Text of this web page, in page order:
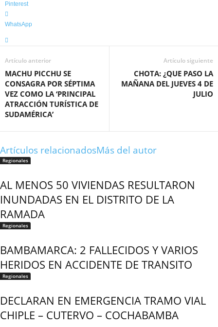
Pinterest
WhatsApp
Artículo anterior
MACHU PICCHU SE
CONSAGRA POR SÉPTIMA
VEZ COMO LA ‘PRINCIPAL
ATRACCIÓN TURÍSTICA DE
SUDAMÉRICA’
Artículo siguiente
CHOTA: ¿QUE PASO LA
MAÑANA DEL JUEVES 4 DE
JULIO
Artículos relacionadosMás del autor
Regionales
AL MENOS 50 VIVIENDAS RESULTARON
INUNDADAS EN EL DISTRITO DE LA
RAMADA
Regionales
BAMBAMARCA: 2 FALLECIDOS Y VARIOS
HERIDOS EN ACCIDENTE DE TRANSITO
Regionales
DECLARAN EN EMERGENCIA TRAMO VIAL
CHIPLE – CUTERVO – COCHABAMBA